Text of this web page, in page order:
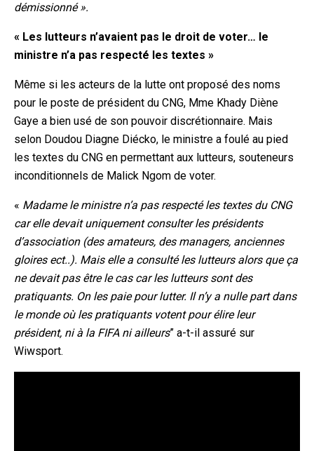
démissionné ».
« Les lutteurs n’avaient pas le droit de voter… le
ministre n’a pas respecté les textes »
Même si les acteurs de la lutte ont proposé des noms
pour le poste de président du CNG, Mme Khady Diène
Gaye a bien usé de son pouvoir discrétionnaire. Mais
selon Doudou Diagne Diécko, le ministre a foulé au pied
les textes du CNG en permettant aux lutteurs, souteneurs
inconditionnels de Malick Ngom de voter.
« Madame le ministre n’a pas respecté les textes du CNG
car elle devait uniquement consulter les présidents
d’association (des amateurs, des managers, anciennes
gloires ect..). Mais elle a consulté les lutteurs alors que ça
ne devait pas être le cas car les lutteurs sont des
pratiquants. On les paie pour lutter. Il n’y a nulle part dans
le monde où les pratiquants votent pour élire leur
président, ni à la FIFA ni ailleurs” a-t-il assuré sur
Wiwsport.